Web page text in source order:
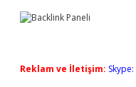
Reklam ve İletişim: